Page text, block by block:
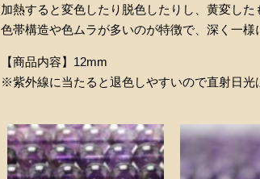
加熱すると変色したり脱色したりし、黄変し
色帯構造や色ムラが多いのが特徴で、深く一様
【商品内容】12mm
※紫外線に当たると退色しやすいので直射日光